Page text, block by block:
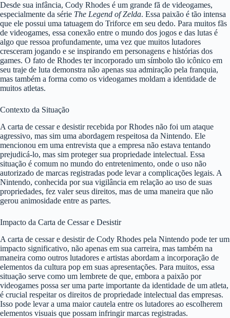
Desde sua infância, Cody Rhodes é um grande fã de videogames,
especialmente da série The Legend of Zelda. Essa paixão é tão intensa
que ele possui uma tatuagem do Triforce em seu dedo. Para muitos fãs
de videogames, essa conexão entre o mundo dos jogos e das lutas é
algo que ressoa profundamente, uma vez que muitos lutadores
cresceram jogando e se inspirando em personagens e histórias dos
games. O fato de Rhodes ter incorporado um símbolo tão icônico em
seu traje de luta demonstra não apenas sua admiração pela franquia,
mas também a forma como os videogames moldam a identidade de
muitos atletas.
Contexto da Situação
A carta de cessar e desistir recebida por Rhodes não foi um ataque
agressivo, mas sim uma abordagem respeitosa da Nintendo. Ele
mencionou em uma entrevista que a empresa não estava tentando
prejudicá-lo, mas sim proteger sua propriedade intelectual. Essa
situação é comum no mundo do entretenimento, onde o uso não
autorizado de marcas registradas pode levar a complicações legais. A
Nintendo, conhecida por sua vigilância em relação ao uso de suas
propriedades, fez valer seus direitos, mas de uma maneira que não
gerou animosidade entre as partes.
Impacto da Carta de Cessar e Desistir
A carta de cessar e desistir de Cody Rhodes pela Nintendo pode ter um
impacto significativo, não apenas em sua carreira, mas também na
maneira como outros lutadores e artistas abordam a incorporação de
elementos da cultura pop em suas apresentações. Para muitos, essa
situação serve como um lembrete de que, embora a paixão por
videogames possa ser uma parte importante da identidade de um atleta,
é crucial respeitar os direitos de propriedade intelectual das empresas.
Isso pode levar a uma maior cautela entre os lutadores ao escolherem
elementos visuais que possam infringir marcas registradas.